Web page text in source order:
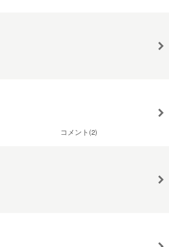
コメント(2)